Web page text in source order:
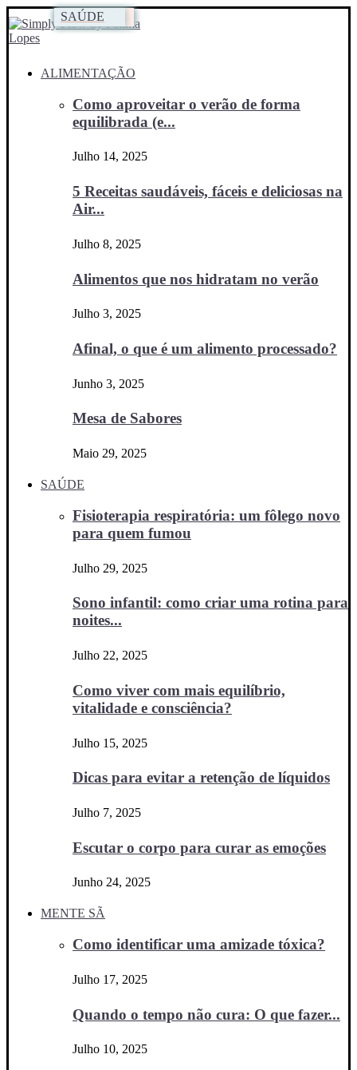
ALIMENTAÇÃO
Como aproveitar o verão de forma
equilibrada (e...
Julho 14, 2025
5 Receitas saudáveis, fáceis e deliciosas na
Air...
Julho 8, 2025
Alimentos que nos hidratam no verão
Julho 3, 2025
Afinal, o que é um alimento processado?
Junho 3, 2025
Mesa de Sabores
Maio 29, 2025
SAÚDE
Fisioterapia respiratória: um fôlego novo
para quem fumou
Julho 29, 2025
Sono infantil: como criar uma rotina para
noites...
Julho 22, 2025
Como viver com mais equilíbrio,
vitalidade e consciência?
Julho 15, 2025
Dicas para evitar a retenção de líquidos
Julho 7, 2025
Escutar o corpo para curar as emoções
Junho 24, 2025
MENTE SÃ
Como identificar uma amizade tóxica?
Julho 17, 2025
Quando o tempo não cura: O que fazer...
Julho 10, 2025
FAMÍLIA
FAMÍLIA
SAÚDE